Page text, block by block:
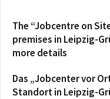
The “Jobcentre on
premises in Leipzig-
more details
Das „Jobcenter vor
Standort in Leipzig-